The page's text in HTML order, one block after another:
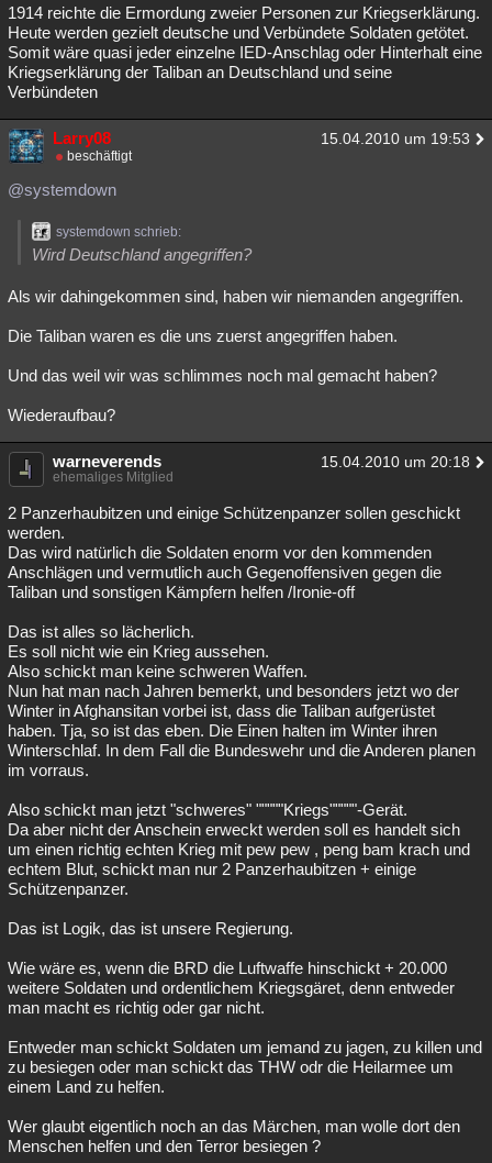
1914 reichte die Ermordung zweier Personen zur Kriegserklärung.
Heute werden gezielt deutsche und Verbündete Soldaten getötet.
Somit wäre quasi jeder einzelne IED-Anschlag oder Hinterhalt eine
Kriegserklärung der Taliban an Deutschland und seine
Verbündeten
Larry08 15.04.2010 um 19:53
beschäftigt
@systemdown
systemdown schrieb:
Wird Deutschland angegriffen?
Als wir dahingekommen sind, haben wir niemanden angegriffen.
Die Taliban waren es die uns zuerst angegriffen haben.
Und das weil wir was schlimmes noch mal gemacht haben?
Wiederaufbau?
warneverends 15.04.2010 um 20:18
ehemaliges Mitglied
2 Panzerhaubitzen und einige Schützenpanzer sollen geschickt
werden.
Das wird natürlich die Soldaten enorm vor den kommenden
Anschlägen und vermutlich auch Gegenoffensiven gegen die
Taliban und sonstigen Kämpfern helfen /Ironie-off
Das ist alles so lächerlich.
Es soll nicht wie ein Krieg aussehen.
Also schickt man keine schweren Waffen.
Nun hat man nach Jahren bemerkt, und besonders jetzt wo der
Winter in Afghansitan vorbei ist, dass die Taliban aufgerüstet
haben. Tja, so ist das eben. Die Einen halten im Winter ihren
Winterschlaf. In dem Fall die Bundeswehr und die Anderen planen
im vorraus.
Also schickt man jetzt "schweres" """""Kriegs"""""-Gerät.
Da aber nicht der Anschein erweckt werden soll es handelt sich
um einen richtig echten Krieg mit pew pew , peng bam krach und
echtem Blut, schickt man nur 2 Panzerhaubitzen + einige
Schützenpanzer.
Das ist Logik, das ist unsere Regierung.
Wie wäre es, wenn die BRD die Luftwaffe hinschickt + 20.000
weitere Soldaten und ordentlichem Kriegsgäret, denn entweder
man macht es richtig oder gar nicht.
Entweder man schickt Soldaten um jemand zu jagen, zu killen und
zu besiegen oder man schickt das THW odr die Heilarmee um
einem Land zu helfen.
Wer glaubt eigentlich noch an das Märchen, man wolle dort den
Menschen helfen und den Terror besiegen ?